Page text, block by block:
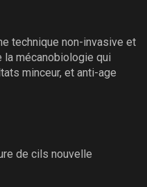
technique non-invasive et
mécanobiologie qui
minceur, et anti-age
de cils nouvelle